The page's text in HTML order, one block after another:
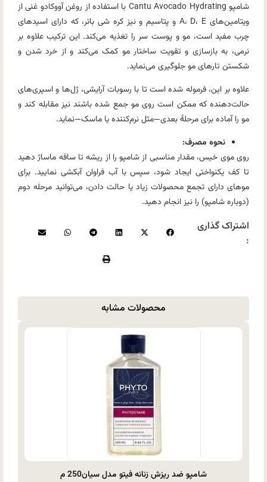
شامپو Cantu Avocado Hydrating با استفاده از روغن آووکادو غنی از
ویتامین‌های A، D، E و پتاسیم و نیز کره شی باتر، که دارای اسیدهای
چرب مفید است، مو و پوست سر را تغذیه می‌کند. این ترکیب علاوه بر
نرمی، به بازسازی و تقویت ساختار مو کمک می‌کند و از خرد شدن و
شکستن تارهای مو جلوگیری می‌نماید.
علاوه بر این، فرموله شده است تا با رسوبات آرایشی، ژل‌ها و اسپری‌های
حالت‌دهنده که ممکن است روی مو جمع شده باشند نیز مقابله کند و
مو را آماده برای مرحلهٔ بعدی—مثل نرم‌کننده یا ماسک—نماید.
نحوه مصرف:
روی موی خیس، مقدار مناسبی از شامپو را از ریشه تا ساقه ماساژ دهید
تا کف یکنواختی ایجاد شود، سپس با آب فراوان آبکشی نمایید. برای
موهای دارای تجمع محصولات زیاد یا حالت دادن، می‌توانید مرحله دوم
(دوباره شامپو) را نیز انجام دهید.
اشتراک گذاری
:
محصولات مشابه
شامپو ضد ریزش زنانه فیتو مدل سیان250 م